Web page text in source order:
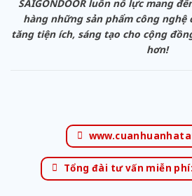
SAIGONDOOR luôn nỗ lực mang
hàng những sản phẩm công nghệ
tăng tiện ích, sáng tạo cho cộng
hơn!
Tổng đài tư vấn miễn